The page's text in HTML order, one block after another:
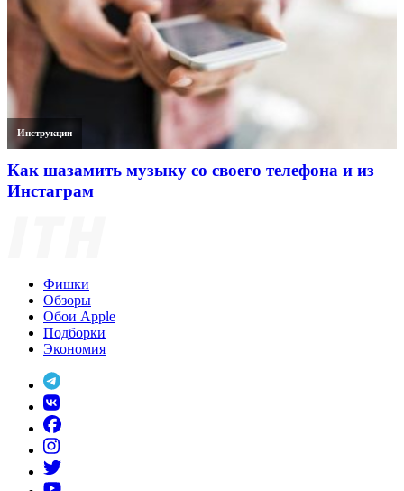
Инструкции
Как шазамить музыку со своего телефона и из
Инстаграм
Фишки
Обзоры
Обои Apple
Подборки
Экономия